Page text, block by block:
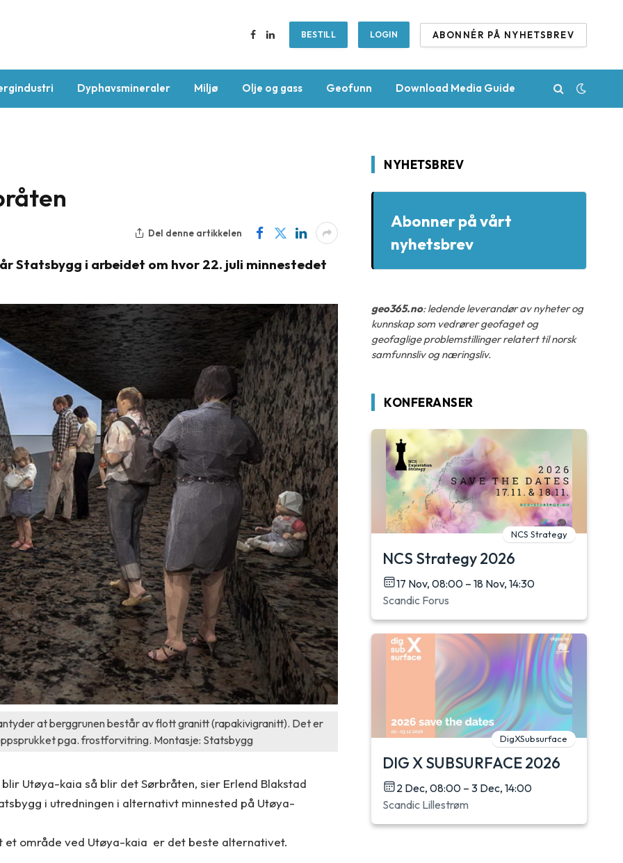
Facebook
LinkedInBESTILL LOGIN ABONNÉR PÅ NYHETSBREV
Dyphavsmineraler Miljø Olje og gass Geofunn Download Media Guide
Del denne artikkelen
Statsbygg i arbeidet om hvor 22. juli minnestedet
at berggrunen består av flott granitt (rapakivigranitt). Det er
pga. frostforvitring. Montasje: Statsbygg
Utøya-kaia så blir det Sørbråten, sier Erlend Blakstad
i utredningen i alternativt minnested på Utøya-
et område ved Utøya-kaia er det beste alternativet.
NYHETSBREV
Abonner på vårt
nyhetsbrev
geo365.no: ledende leverandør av nyheter og
kunnskap som vedrører geofaget og
geofaglige problemstillinger relatert til norsk
samfunnsliv og næringsliv.
KONFERANSER
NCS Strategy
NCS Strategy 2026
17 Nov, 08:00 – 18 Nov, 14:30
Scandic Forus
DigXSubsurface
DIG X SUBSURFACE 2026
2 Dec, 08:00 – 3 Dec, 14:00
Scandic Lillestrøm